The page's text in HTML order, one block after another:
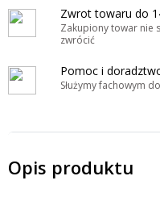
Zwrot towaru do
Zakupiony towar nie
zwrócić
Pomoc i
Służymy fachowym
Opis produktu